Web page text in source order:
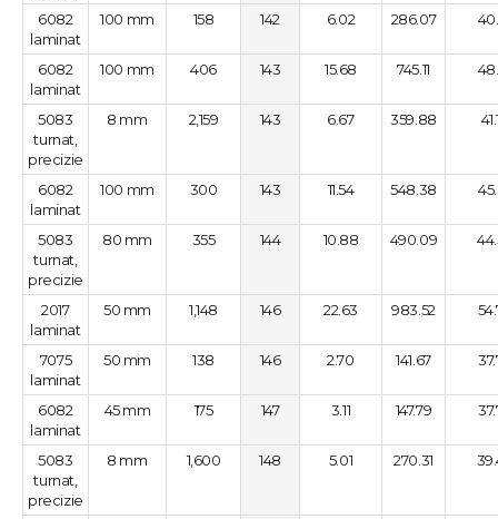
6082
laminat
100 mm 158 142 6.02 286.07
6082
laminat
100 mm 406 143 15.68 745.11
5083
turnat,
precizie
8 mm 2,159 143 6.67 359.88
6082
laminat
100 mm 300 143 11.54 548.38
5083
turnat,
precizie
80 mm 355 144 10.88 490.09
2017
laminat
50 mm 1,148 146 22.63 983.52
7075
laminat
50 mm 138 146 2.70 141.67
6082
laminat
45 mm 175 147 3.11 147.79
5083
turnat,
precizie
8 mm 1,600 148 5.01 270.31